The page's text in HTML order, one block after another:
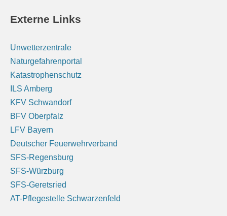
11 bis 18 Grad.[...]
Unterfranken: Bis zum Abend viel Sonnenschein.
Nachts meist sternenklar und Abkühlung auf 18 bis 10
Grad.
9 August 2026
Das Regionalwetter für Unterfranken: Bis zum Abend
viel Sonnenschein. Nachts meist sternenklar und
Abkühlung auf 18 bis 10 Grad.
Externe Links
Unwetterzentrale
Naturgefahrenportal
Katastrophenschutz
ILS Amberg
KFV Schwandorf
BFV Oberpfalz
LFV Bayern
Deutscher Feuerwehrverband
SFS-Regensburg
SFS-Würzburg
SFS-Geretsried
AT-Pflegestelle Schwarzenfeld